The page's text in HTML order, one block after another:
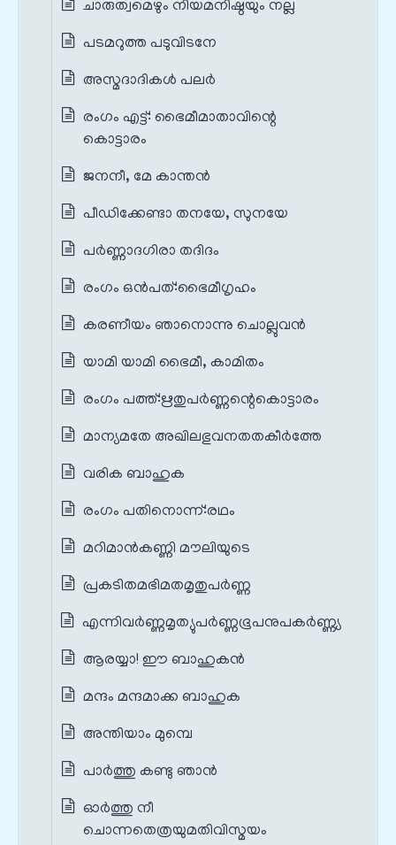
ചാരുത്വമെഴും നിയമനിഷ്ഠയും നല്ല
പടമറുത്ത പടുവിടനേ
അസ്മദാദികൾ പലർ
രംഗം എട്ട്‌: ഭൈമീമാതാവിന്റെ
കൊട്ടാരം
ജനനീ, മേ കാന്തൻ
പീഡിക്കേണ്ടാ തനയേ, സുനയേ
പർണ്ണാദഗിരാ തദിദം
രംഗം ഒൻപത്‌:ഭൈമീഗൃഹം
കരണീയം ഞാനൊന്നു ചൊല്ലുവൻ
യാമി യാമി ഭൈമീ, കാമിതം
രംഗം പത്ത്‌:ഋതുപർണ്ണന്റെകൊട്ടാരം
മാന്യമതേ അഖിലഭുവനതതകീർത്തേ
വരിക ബാഹുക
രംഗം പതിനൊന്ന്‌:രഥം
മറിമാൻകണ്ണി മൗലിയുടെ
പ്രകടിതമഭിമതമൃതുപർണ്ണ
എന്നിവർണ്ണമൃത്യുപർണ്ണഭൂപനുപകർണ്ണ്യ
ആരയ്യാ! ഈ ബാഹുകൻ
മന്ദം മന്ദമാക്ക ബാഹുക
അന്തിയാം മുമ്പെ
പാർത്തു കണ്ടു ഞാൻ
ഓർത്തു നീ
ചൊന്നതെത്രയുമതിവിസ്മയം